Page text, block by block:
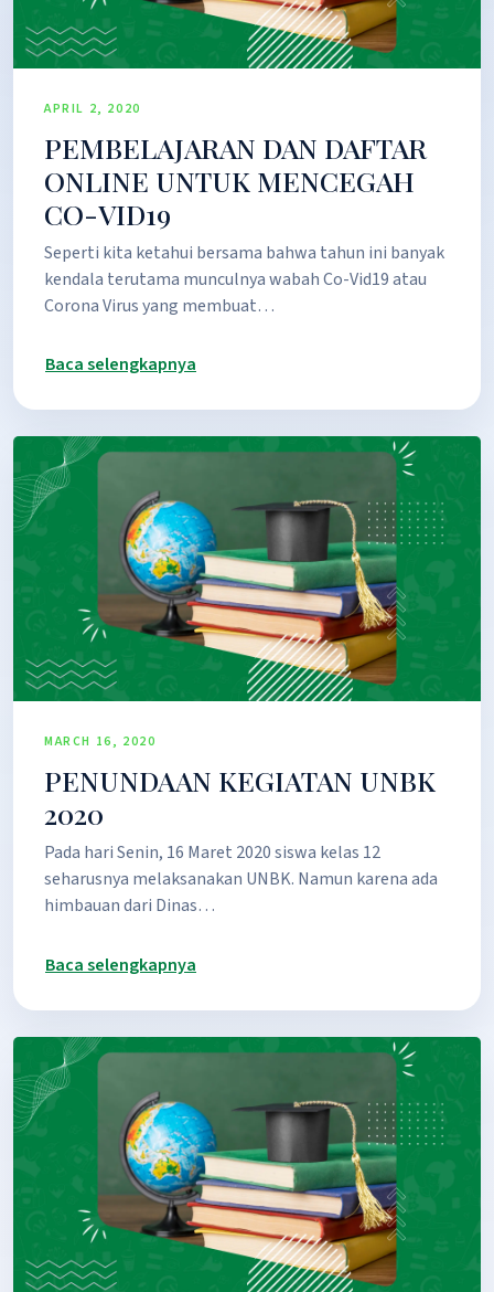
APRIL 2, 2020
PEMBELAJARAN DAN DAFTAR
ONLINE UNTUK MENCEGAH
CO-VID19
Seperti kita ketahui bersama bahwa tahun ini banyak
kendala terutama munculnya wabah Co-Vid19 atau
Corona Virus yang membuat…
Baca selengkapnya
MARCH 16, 2020
PENUNDAAN KEGIATAN UNBK
2020
Pada hari Senin, 16 Maret 2020 siswa kelas 12
seharusnya melaksanakan UNBK. Namun karena ada
himbauan dari Dinas…
Baca selengkapnya